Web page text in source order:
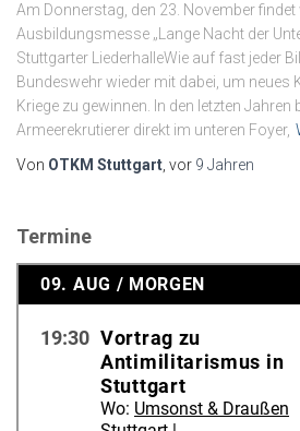
Am Donnerstag, den 23. November findet
Ausbildungsmesse „Lange Nacht der
Stuttgarter LiederhalleWie auf fast jeder
Bundeswehr wieder mit dabei, um neues
Kriege zu gewinnen. In den letzten
Armeerekrutierer direkt im unteren Foyer,
Von OTKM Stuttgart , vor 9 Jahren
Termine